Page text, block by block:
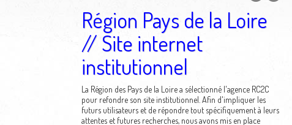
Région Pays de la Loire
// Site internet
institutionnel
La Région des Pays de la Loire a sélectionné l'agence RC2C
pour refondre son site institutionnel. Afin d'impliquer les
futurs utilisateurs et de répondre tout spécifiquement à leurs
attentes et futures recherches, nous avons mis en place